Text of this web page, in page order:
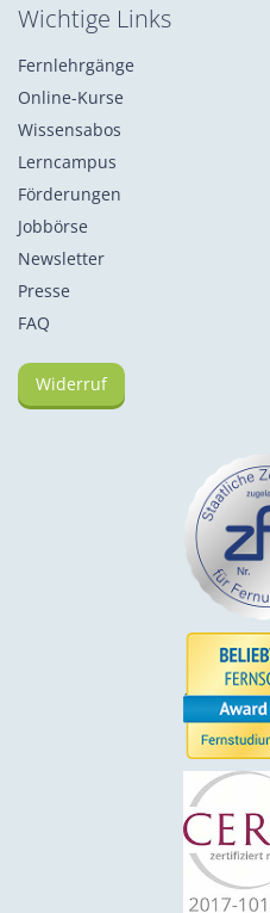
Wichtige Links
Fernlehrgänge
Online-Kurse
Wissensabos
Lerncampus
Förderungen
Jobbörse
Newsletter
Presse
FAQ
Widerruf